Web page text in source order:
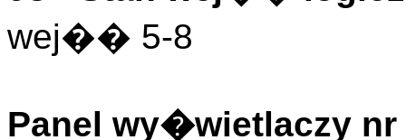
wej�� 5-8
Panel wy�wietlaczy nr